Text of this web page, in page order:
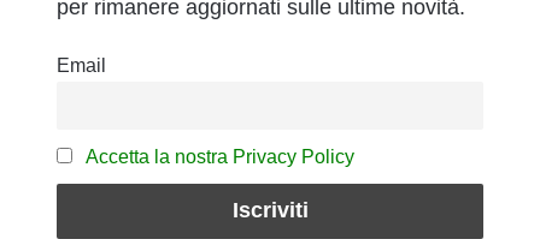
per rimanere aggiornati sulle ultime novità.
Email
Accetta la nostra Privacy Policy